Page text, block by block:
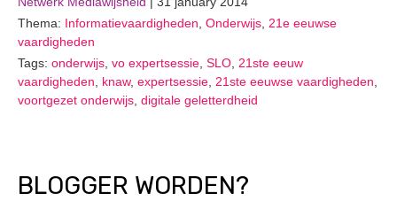
Thema: Informatievaardigheden Onderwijs 21e eeuwse
vaardigheden
Tags: onderwijs vo expertsessie SLO 21ste eeuw
vaardigheden
knaw, expertsessie 21ste eeuwse vaardigheden
voortgezet onderwijs digitale geletterdheid
BLOGGER WORDEN?